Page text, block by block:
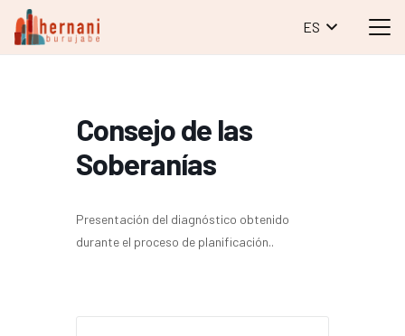
ES
Consejo de las
Soberanías
Presentación del diagnóstico obtenido
durante el proceso de planificación..